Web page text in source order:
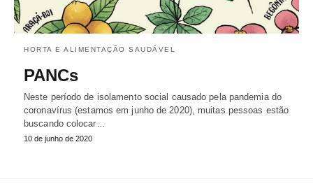
HORTA E ALIMENTAÇÃO SAUDÁVEL
PANCs
Neste período de isolamento social causado pela pandemia do
coronavírus (estamos em junho de 2020), muitas pessoas estão
buscando colocar…
10 de junho de 2020